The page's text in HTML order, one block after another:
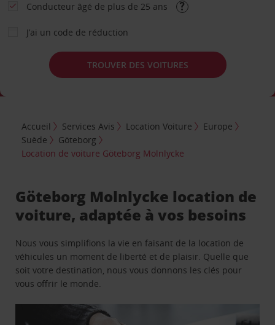
Conducteur âgé de plus de 25 ans
J’ai un code de réduction
TROUVER DES VOITURES
Accueil Services Avis Location Voiture
Europe
Suède
Göteborg
Location de voiture Göteborg Molnlycke
Göteborg Molnlycke location de
voiture, adaptée à vos besoins
Nous vous simplifions la vie en faisant de la location de
véhicules un moment de liberté et de plaisir. Quelle que
soit votre destination, nous vous donnons les clés pour
vous offrir le monde.